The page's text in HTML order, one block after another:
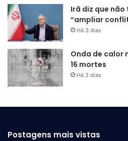
Irã diz que
“ampliar
Há 3 dias
Onda de calor
16 mortes
Há 3 dias
Postagens mais vistas